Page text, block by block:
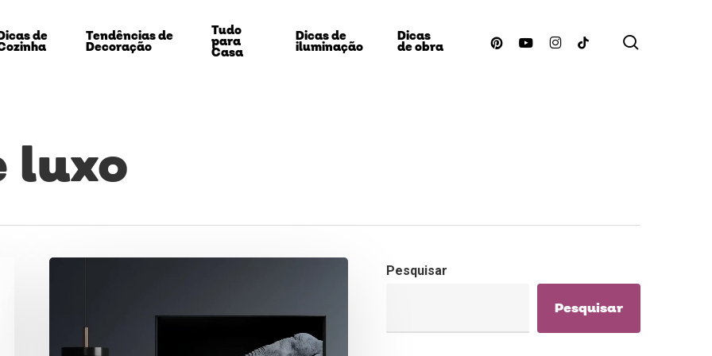
de Tendências de
Decoração
Tudo
para
Casa
Dicas de
iluminação
Dicas
de obra pinterestyoutubeinstagram
tiktok
luxo
com
Pesquisar
Pesquisar